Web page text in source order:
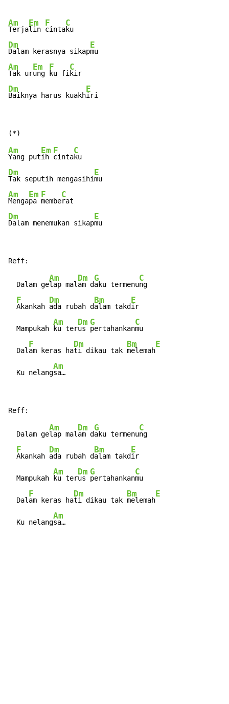
Am
Terja
Em
lin
F
cinta
C
Dm
Dalam kerasnya sikap
E
Am
Tak ur
Em
ung
F
ku fi
C
Dm
Baiknya harus kuakh
E
iri
Am
Yang put
Em
ih
F
cinta
C
Dm
Tak seputih mengasihi
E
Am
Menga
Em
pa
F
membe
C
Dm
Dalam menemukan sikap
E
mu
  Dalam ge
Am
lap mal
Dm
am d
G
aku termenu
C
ng
F
Akankah
Dm
ada rubah d
Bm
alam takd
E
ir
  Mampukah
Am
ku ter
Dm
us
G
pertahankan
C
mu
  Dal
F
am keras ha
Dm
ti dikau tak
Bm
melemah
E
  Ku nelang
Am
sa…
  Dalam ge
Am
lap mal
Dm
am d
G
aku termenu
C
ng
F
Akankah
Dm
ada rubah d
Bm
alam takd
E
ir
  Mampukah
Am
ku ter
Dm
us
G
pertahankan
C
mu
  Dal
F
am keras ha
Dm
ti dikau tak
Bm
melemah
E
  Ku nelang
Am
sa…